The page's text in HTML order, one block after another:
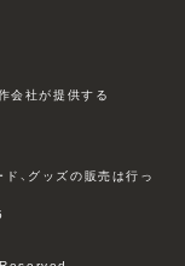
会社が提供する
、グッズの販売は行っ